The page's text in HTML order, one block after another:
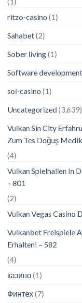
ritzo-casino (1)
Sahabet(2)
Sober living(1)
Software development
sol-casino (1)
Uncategorized(3,639)
Vulkan Sin City
Zum Tes Doğuş
(4)
Vulkan Spielhallen In
– 801
(2)
Vulkan Vegas Casino
Vulkanbet Freispiele
Erhalten! – 582
(4)
казино(1)
Финтех(7)